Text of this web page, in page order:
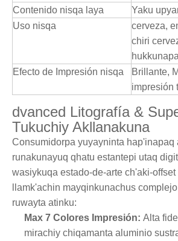
Contenido nisqa laya
Yaku
Uso nisqa
cerveza,
chiri
Efecto de Impresión nisqa
Brillante,
impresión
dvanced Litografía &
Tukuchiy Akllanakuna
Consumidorpa yuyayninta hap'inapaq
runakunayuq qhatu estantepi utaq
wasiykuqa estado-de-arte ch'aki-
llamk'achin mayqinkunachus
ruwayta atinku:
Max 7 Colores Impresión: Alta
mirachiy chiqamanta aluminio